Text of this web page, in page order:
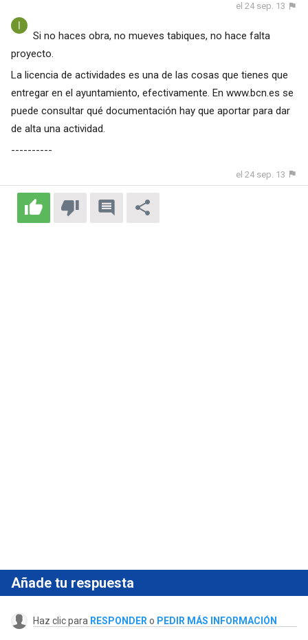
el 24 sep. 13
Si no haces obra, no mueves tabiques, no hace falta
proyecto.
La licencia de actividades es una de las cosas que tienes que
entregar en el ayuntamiento, efectivamente. En www.bcn.es se
puede consultar qué documentación hay que aportar para dar
de alta una actividad.
----------
el 24 sep. 13
Añade tu respuesta
Haz clic para RESPONDER o PEDIR MÁS INFORMACIÓN